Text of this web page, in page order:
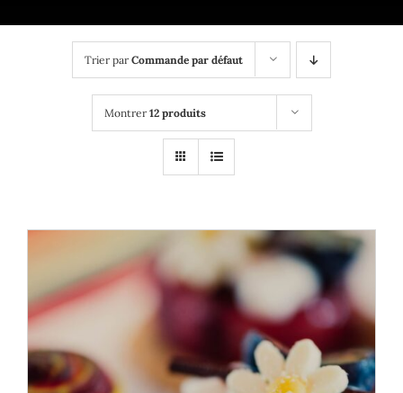
Cours de cuisine
Trier par Commande par défaut
Montrer 12 produits